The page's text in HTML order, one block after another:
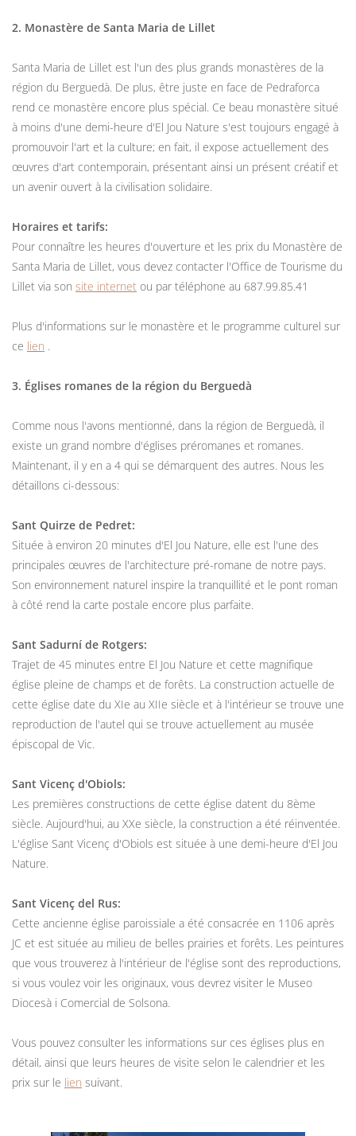
2. Monastère de Santa Maria de Lillet
Santa Maria de Lillet est l'un des plus grands monastères de la
région du Berguedà. De plus, être juste en face de Pedraforca
rend ce monastère encore plus spécial. Ce beau monastère situé
à moins d'une demi-heure d'El Jou Nature s'est toujours engagé à
promouvoir l'art et la culture; en fait, il expose actuellement des
œuvres d'art contemporain, présentant ainsi un présent créatif et
un avenir ouvert à la civilisation solidaire.
Horaires et tarifs:
Pour connaître les heures d'ouverture et les prix du Monastère de
Santa Maria de Lillet, vous devez contacter l'Office de Tourisme du
Lillet via son site internet ou par téléphone au 687.99.85.41
Plus d'informations sur le monastère et le programme culturel sur
ce lien
3. Églises romanes de la région du Berguedà
Comme nous l'avons mentionné, dans la région de Berguedà, il
existe un grand nombre d'églises préromanes et romanes.
Maintenant, il y en a 4 qui se démarquent des autres. Nous les
détaillons ci-dessous:
Sant Quirze de Pedret:
Située à environ 20 minutes d'El Jou Nature, elle est l'une des
principales œuvres de l'architecture pré-romane de notre pays.
Son environnement naturel inspire la tranquillité et le pont roman
à côté rend la carte postale encore plus parfaite.
Sant Sadurní de Rotgers:
Trajet de 45 minutes entre El Jou Nature et cette magnifique
église pleine de champs et de forêts. La construction actuelle de
cette église date du XIe au XIIe siècle et à l'intérieur se trouve une
reproduction de l'autel qui se trouve actuellement au musée
épiscopal de Vic.
Sant Vicenç d'Obiols:
Les premières constructions de cette église datent du 8ème
siècle. Aujourd'hui, au XXe siècle, la construction a été réinventée.
L'église Sant Vicenç d'Obiols est située à une demi-heure d'El Jou
Nature.
Sant Vicenç del Rus:
Cette ancienne église paroissiale a été consacrée en 1106 après
JC et est située au milieu de belles prairies et forêts. Les peintures
que vous trouverez à l'intérieur de l'église sont des reproductions,
si vous voulez voir les originaux, vous devrez visiter le Museo
Diocesà i Comercial de Solsona.
Vous pouvez consulter les informations sur ces églises plus en
détail, ainsi que leurs heures de visite selon le calendrier et les
prix sur le lien suivant.